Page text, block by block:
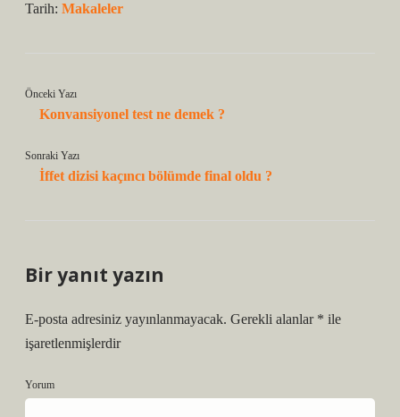
Tarih: Makaleler
Önceki Yazı
Konvansiyonel test ne demek ?
Sonraki Yazı
İffet dizisi kaçıncı bölümde final oldu ?
Bir yanıt yazın
E-posta adresiniz yayınlanmayacak. Gerekli alanlar * ile
işaretlenmişlerdir
Yorum